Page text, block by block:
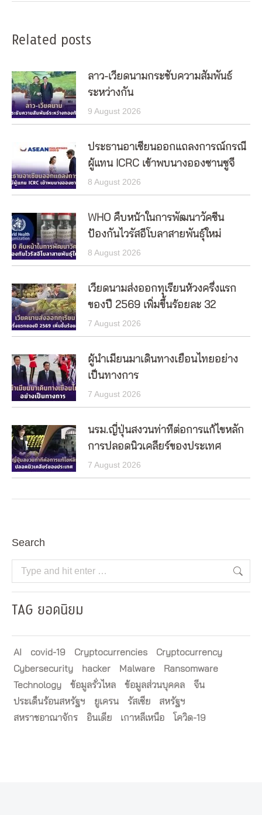
Related posts
ลาว-เวียดนามกระชับความสัมพันธ์
ระหว่างกัน
9 August 2026
ประธานอาเซียนออกแถลงการณ์กรณี
ผู้แทน ICRC เข้าพบนางอองซานซูจี
8 August 2026
WHO คืบหน้าในการพัฒนาวัคซีน
ป้องกันไวรัสอีโบลาสายพันธุ์ใหม่
8 August 2026
เวียดนามส่งออกทุเรียนห้วงครึ่งแรก
ของปี 2569 เพิ่มขึ้นร้อยละ 32
7 August 2026
ผู้นำเมียนมาเดินทางเยือนไทยอย่าง
เป็นทางการ
7 August 2026
นรม.ญี่ปุ่นสงวนท่าทีต่อการแก้ไขหลัก
การปลอดนิวเคลียร์ของประเทศ
7 August 2026
Search
Search:
TAG ยอดนิยม
AI covid-19 Cryptocurrencies
Cryptocurrency
Cybersecurity
hacker Malware
Ransomware
Technology
ข้อมูลรั่วไหล ข้อมูลส่วนบุคคล
จีน
ประเด็นร้อนสหรัฐฯ
ยูเครน รัสเซีย
สหรัฐฯ
สหราชอาณาจักร
อินเดีย เกาหลีเหนือ โควิด-19